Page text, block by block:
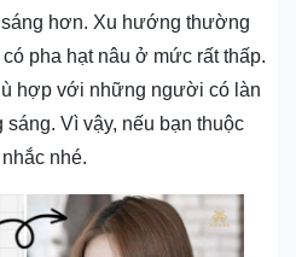
hơn. Xu hướng thường
pha hạt nâu ở mức rất thấp.
hợp với những người có làn
Vì vậy, nếu bạn thuộc
nhé.